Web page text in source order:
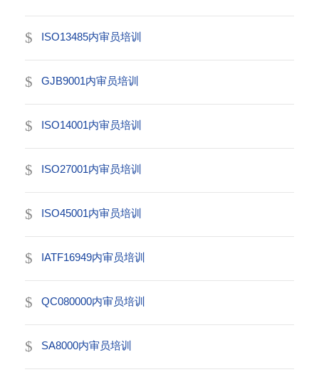
ISO13485内审员培训
GJB9001内审员培训
ISO14001内审员培训
ISO27001内审员培训
ISO45001内审员培训
IATF16949内审员培训
QC080000内审员培训
SA8000内审员培训